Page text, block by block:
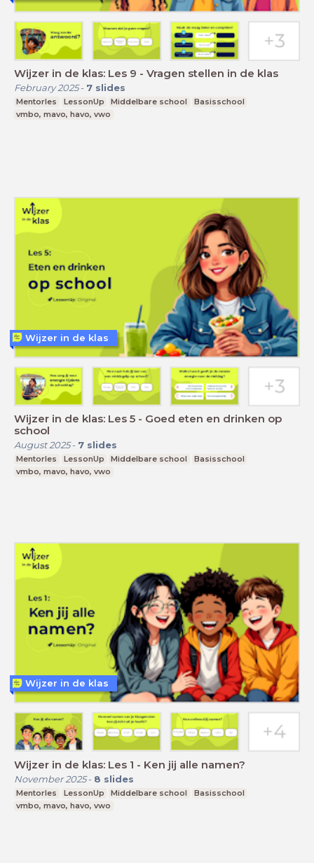
Wijzer in de klas: Les 9 - Vragen stellen in de klas
February 2025- 7 slides
Mentorles LessonUp Middelbare school
Basisschool
vmbo, mavo, havo, vwo
Wijzer in de klas: Les 5 - Goed eten en drinken op
school
August 2025- 7 slides
Mentorles LessonUp Middelbare school
Basisschool
vmbo, mavo, havo, vwo
Wijzer in de klas
Wijzer in de klas: Les 1 - Ken jij alle namen?
November 2025- 8 slides
Mentorles LessonUp Middelbare school
Basisschool
vmbo, mavo, havo, vwo
Wijzer in de klas